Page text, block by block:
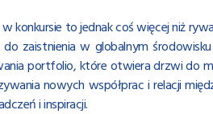
w konkursie to jednak coś więcej niż
do zaistnienia w globalnym
portfolio, które otwiera drzwi do
nowych współprac i relacji
i inspiracji.